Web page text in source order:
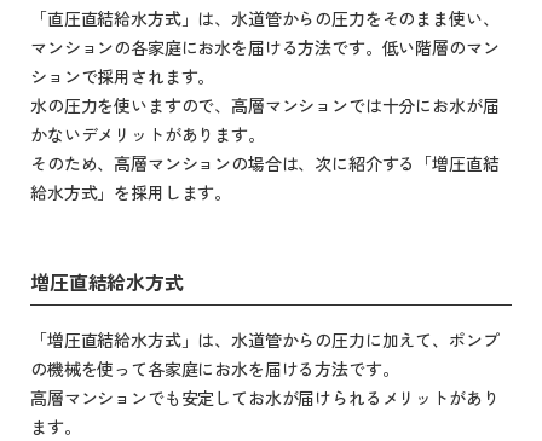
「直圧直結給水方式」は、水道管からの圧力をそのまま使い、
マンションの各家庭にお水を届ける方法です。低い階層のマン
ションで採用されます。
水の圧力を使いますので、高層マンションでは十分にお水が届
かないデメリットがあります。
そのため、高層マンションの場合は、次に紹介する「増圧直結
給水方式」を採用します。
増圧直結給水方式
「増圧直結給水方式」は、水道管からの圧力に加えて、ポンプ
の機械を使って各家庭にお水を届ける方法です。
高層マンションでも安定してお水が届けられるメリットがあり
ます。